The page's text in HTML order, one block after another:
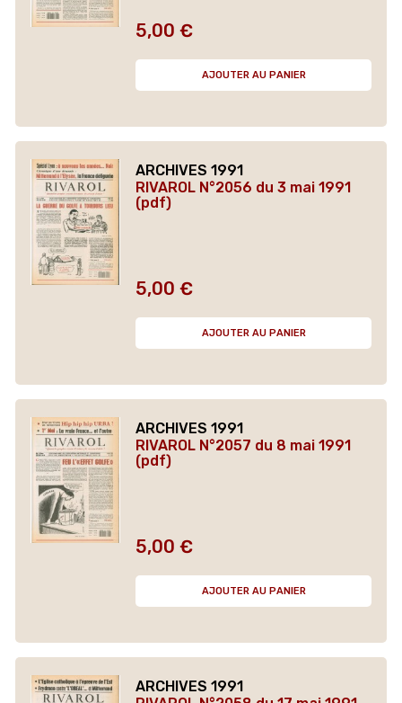
Prix
5,00 €
AJOUTER AU PANIER
ARCHIVES 1991
RIVAROL N°2056 du 3 mai 1991
(pdf)
Prix
5,00 €
AJOUTER AU PANIER
ARCHIVES 1991
RIVAROL N°2057 du 8 mai 1991
(pdf)
Prix
5,00 €
AJOUTER AU PANIER
ARCHIVES 1991